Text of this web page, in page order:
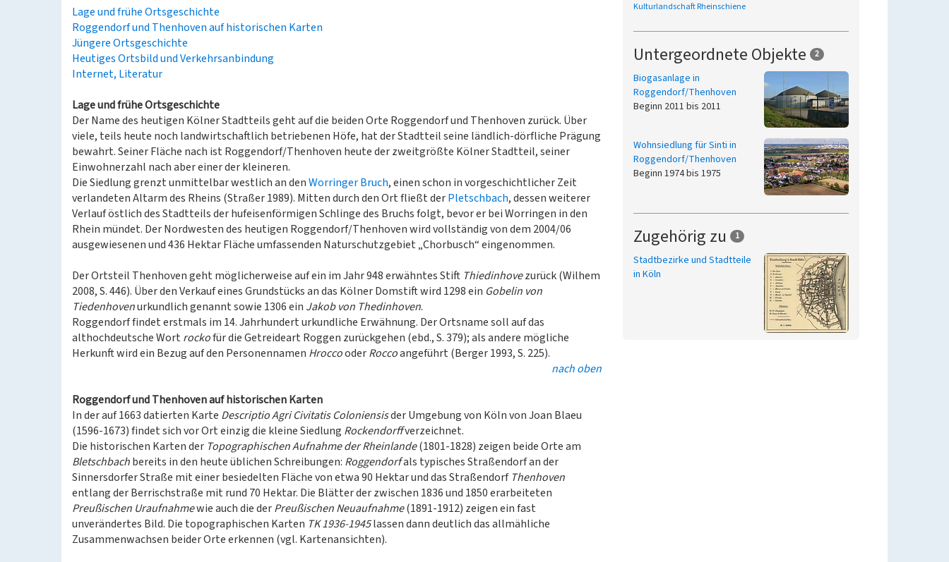
Lage und frühe Ortsgeschichte
Roggendorf und Thenhoven auf historischen Karten
Jüngere Ortsgeschichte
Heutiges Ortsbild und Verkehrsanbindung
Internet, Literatur
Lage und frühe Ortsgeschichte
Der Name des heutigen Kölner Stadtteils geht auf die beiden Orte Roggendorf und Thenhoven zurück. Über
viele, teils heute noch landwirtschaftlich betriebenen Höfe, hat der Stadtteil seine ländlich-dörfliche Prägung
bewahrt. Seiner Fläche nach ist Roggendorf/Thenhoven heute der zweitgrößte Kölner Stadtteil, seiner
Einwohnerzahl nach aber einer der kleineren.
Die Siedlung grenzt unmittelbar westlich an denWorringer Bruch, einen schon in vorgeschichtlicher Zeit
verlandeten Altarm des Rheins (Straßer 1989). Mitten durch den Ort fließt derPletschbach, dessen weiterer
Verlauf östlich des Stadtteils der hufeisenförmigen Schlinge des Bruchs folgt, bevor er bei Worringen in den
Rhein mündet. Der Nordwesten des heutigen Roggendorf/Thenhoven wird vollständig von dem 2004/06
ausgewiesenen und 436 Hektar Fläche umfassenden Naturschutzgebiet „Chorbusch“ eingenommen.
Der Ortsteil Thenhoven geht möglicherweise auf ein im Jahr 948 erwähntes Stift Thiedinhovezurück (Wilhem
2008, S. 446). Über den Verkauf eines Grundstücks an das Kölner Domstift wird 1298 ein Gobelin von
Tiedenhovenurkundlich genannt sowie 1306 ein Jakob von Thedinhoven.
Roggendorf findet erstmals im 14. Jahrhundert urkundliche Erwähnung. Der Ortsname soll auf das
althochdeutsche Wort rockofür die Getreideart Roggen zurückgehen (ebd., S. 379); als andere mögliche
Herkunft wird ein Bezug auf den Personennamen HroccooderRoccoangeführt (Berger 1993, S. 225).
nach oben
Roggendorf und Thenhoven auf historischen Karten
In der auf 1663 datierten Karte Descriptio Agri Civitatis Coloniensisder Umgebung von Köln von Joan Blaeu
(1596-1673) findet sich vor Ort einzig die kleine Siedlung Rockendorffverzeichnet.
Die historischen Karten der Topographischen Aufnahme der Rheinlande(1801-1828) zeigen beide Orte am
Bletschbachbereits in den heute üblichen Schreibungen: Roggendorfals typisches Straßendorf an der
Sinnersdorfer Straße mit einer besiedelten Fläche von etwa 90 Hektar und das Straßendorf Thenhoven
entlang der Berrischstraße mit rund 70 Hektar. Die Blätter der zwischen 1836 und 1850 erarbeiteten
Preußischen Uraufnahmewie auch die derPreußischen Neuaufnahme(1891-1912) zeigen ein fast
unverändertes Bild. Die topographischen Karten TK 1936-1945lassen dann deutlich das allmähliche
Zusammenwachsen beider Orte erkennen (vgl. Kartenansichten).
Kulturlandschaft Rheinschiene
Untergeordnete Objekte 2
Biogasanlage in
Roggendorf/Thenhoven
Beginn 2011 bis 2011
Wohnsiedlung für Sinti in
Roggendorf/Thenhoven
Beginn 1974 bis 1975
Zugehörig zu 1
Stadtbezirke und Stadtteile
in Köln